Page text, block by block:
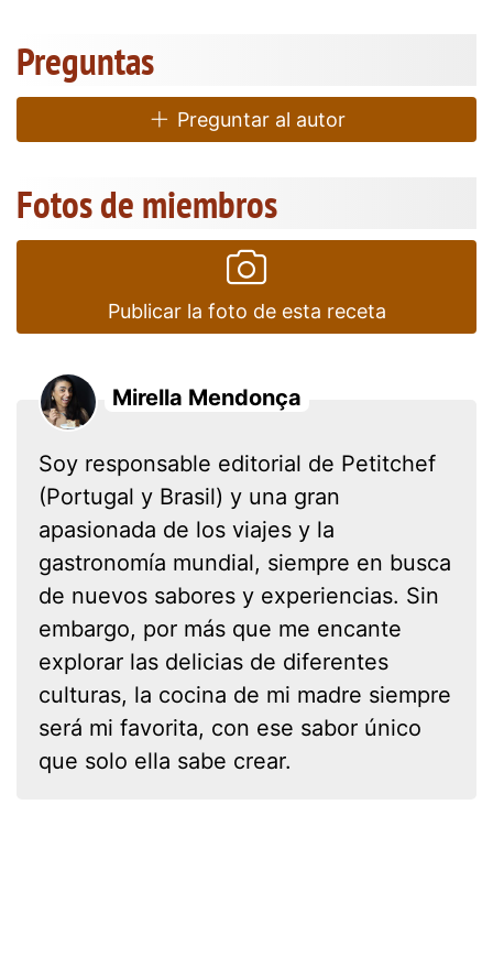
Preguntas
Preguntar al autor
Fotos de miembros
Publicar la foto de esta receta
Mirella Mendonça
Soy responsable editorial de Petitchef
(Portugal y Brasil) y una gran
apasionada de los viajes y la
gastronomía mundial, siempre en busca
de nuevos sabores y experiencias. Sin
embargo, por más que me encante
explorar las delicias de diferentes
culturas, la cocina de mi madre siempre
será mi favorita, con ese sabor único
que solo ella sabe crear.